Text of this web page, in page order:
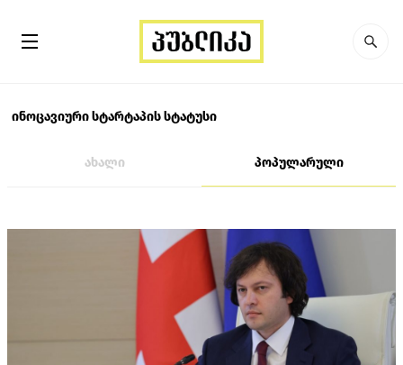
ინოცავიური სტარტაპის სტატუსი
ახალი პოპულარული